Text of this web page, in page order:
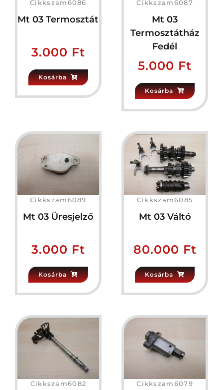
Cikkszam6086
Mt 03 Termosztát
3.000 Ft
Kosárba
Cikkszam6087
Mt 03
Termosztátház
Fedél
5.000 Ft
Kosárba
Cikkszam6089
Mt 03 Üresjelző
3.000 Ft
Kosárba
Cikkszam6085
Mt 03 Váltó
80.000 Ft
Kosárba
Cikkszam6082 Cikkszam6079